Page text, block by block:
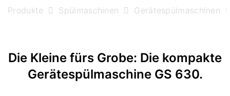
Produkte Spülmaschinen Gerätespülmaschinen
Die Kleine fürs Grobe: Die kompakte
Gerätespülmaschine GS 630.